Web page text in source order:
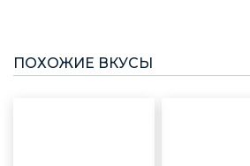
ПОХОЖИЕ ВКУСЫ